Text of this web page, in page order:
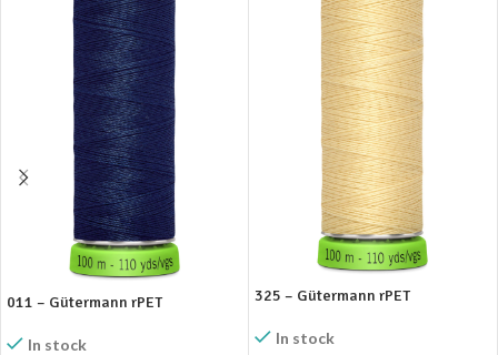
011 – Gütermann rPET
In stock
325 – Gütermann rPET
In stock